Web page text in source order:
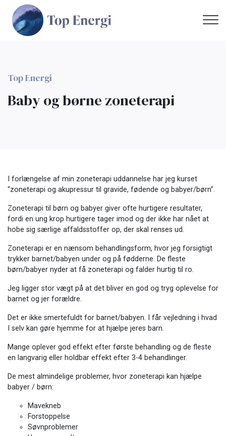
hovedindhold
Top Energi
Baby og børne zoneterapi
I forlængelse af min zoneterapi uddannelse har jeg kurset
“zoneterapi og akupressur til gravide, fødende og babyer/børn”.
Zoneterapi til børn og babyer giver ofte hurtigere resultater,
fordi en ung krop hurtigere tager imod og der ikke har nået at
hobe sig særlige affaldsstoffer op, der skal renses ud.
Zoneterapi er en nænsom behandlingsform, hvor jeg forsigtigt
trykker barnet/babyen under og på fødderne. De fleste
børn/babyer nyder at få zoneterapi og falder hurtig til ro.
Jeg ligger stor vægt på at det bliver en god og tryg oplevelse for
barnet og jer forældre.
Det er ikke smertefuldt for barnet/babyen. I får vejledning i hvad
I selv kan gøre hjemme for at hjælpe jeres barn.
Mange oplever god effekt efter første behandling og de fleste
en langvarig eller holdbar effekt efter 3-4 behandlinger.
De mest almindelige problemer, hvor zoneterapi kan hjælpe
babyer / børn:
Mavekneb
Forstoppelse
Søvnproblemer